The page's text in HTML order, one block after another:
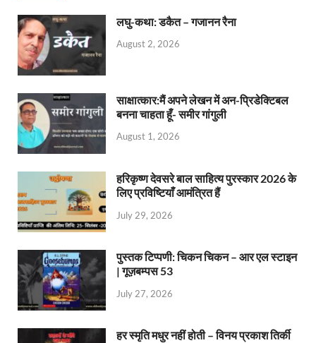
लघु-कथा: डकैत – गजानन रैना
August 2, 2026
साक्षात्कार:मैं अपने लेखन में अन-प्रिडेक्टिबल
बनना चाहता हूँ- समीर गांगुली
August 1, 2026
हरिकृष्ण देवसरे बाल साहित्य पुरस्कार 2026 के
लिए प्रविष्टियाँ आमंत्रित हैं
July 29, 2026
पुस्तक टिप्पणी: चिकन चिकन – आर एल स्टाइन
| गूज़बम्पस 53
July 27, 2026
हर स्मृति मधुर नहीं होती – विनय प्रकाश तिर्की